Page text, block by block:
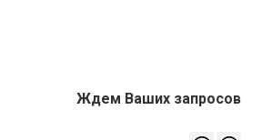
Ждем Ваших запросов